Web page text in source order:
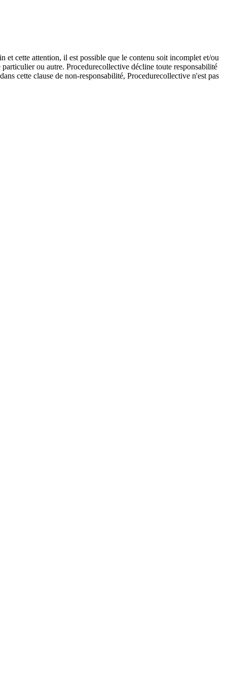
et cette attention, il est possible que le contenu soit incomplet et/ou
ou autre. Procedurecollective décline toute responsabilité
cette clause de non-responsabilité, Procedurecollective n'est pas